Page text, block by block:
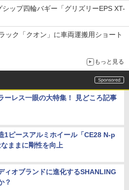
ップ四輪バギー「グリズリーEPS XT-
ック「クオン」に車両運搬用ショート
もっと見る
ーレス一眼の大特集！ 見どころ記事
1ピースアルミホイール「CE28 N-p
ままに剛性を向上
ィオブランドに進化するSHANLING
？